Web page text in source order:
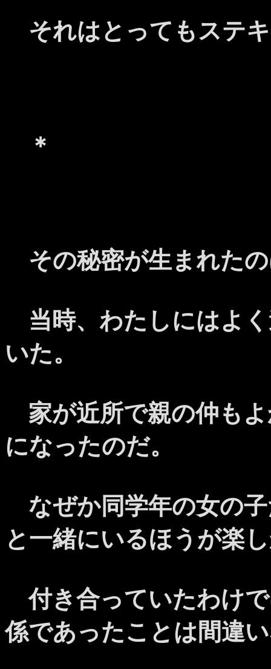
それはとってもステ
＊
その秘密が生まれた
当時、わたしにはよ
いた。
家が近所で親の仲も
になったのだ。
なぜか同学年の女の
と一緒にいるほうが楽
付き合っていたわけ
係であったことは間違